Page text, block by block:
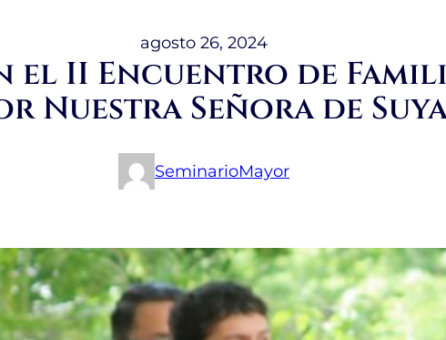
agosto 26, 2024
el II Encuentro de
Nuestra Señora de
SeminarioMayor